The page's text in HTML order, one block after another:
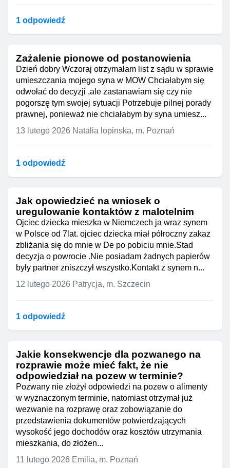
1 odpowiedź
Zażalenie pionowe od postanowienia
Dzień dobry Wczoraj otrzymałam list z sądu w sprawie
umieszczania mojego syna w MOW Chciałabym się
odwołać do decyzji ,ale zastanawiam się czy nie
pogorszę tym swojej sytuacji Potrzebuje pilnej porady
prawnej, ponieważ nie chciałabym by syna umiesz...
13 lutego 2026 Natalia lopinska, m. Poznań
1 odpowiedź
Jak opowiedzieć na wniosek o
uregulowanie kontaktów z malotelnim
Ojciec dziecka mieszka w Niemczech ja wraz synem
w Polsce od 7lat. ojciec dziecka miał półroczny zakaz
zbliżania się do mnie w De po pobiciu mnie.Stad
decyzja o powrocie .Nie posiadam żadnych papierów
były partner zniszczył wszystko.Kontakt z synem n...
12 lutego 2026 Patrycja, m. Szczecin
1 odpowiedź
Jakie konsekwencje dla pozwanego na
rozprawie może mieć fakt, że nie
odpowiedział na pozew w terminie?
Pozwany nie złożył odpowiedzi na pozew o alimenty
w wyznaczonym terminie, natomiast otrzymał już
wezwanie na rozprawę oraz zobowiązanie do
przedstawienia dokumentów potwierdzających
wysokość jego dochodów oraz kosztów utrzymania
mieszkania, do złożen...
11 lutego 2026 Emilia, m. Poznań